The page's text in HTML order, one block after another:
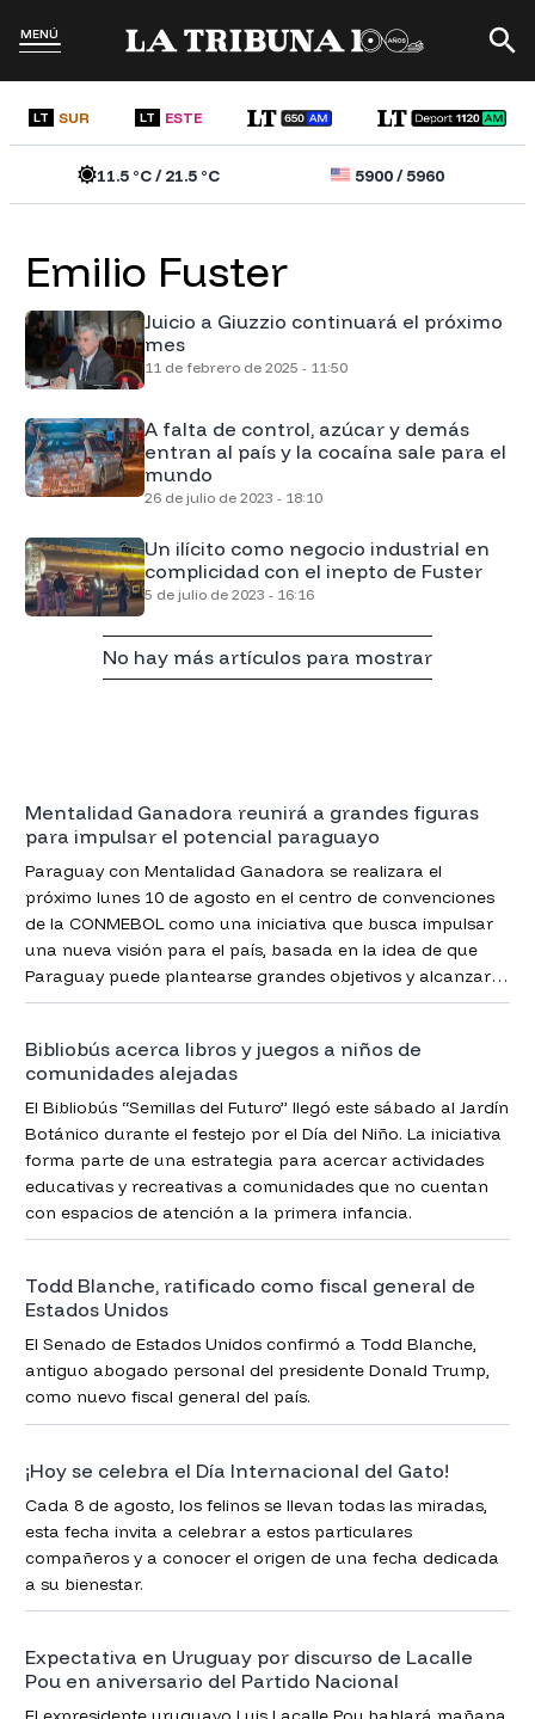
MENÚ
LT SUR LT ESTE
11.5°C /21.5°C 5900/5960
Emilio Fuster
Juicio a Giuzzio continuará el próximo
mes
11 de febrero de 2025 - 11:50
A falta de control, azúcar y demás
entran al país y la cocaína sale para el
mundo
26 de julio de 2023 - 18:10
Un ilícito como negocio industrial en
complicidad con el inepto de Fuster
5 de julio de 2023 - 16:16
No hay más artículos para mostrar
Mentalidad Ganadora reunirá a grandes figuras
para impulsar el potencial paraguayo
Paraguay con Mentalidad Ganadora se realizara el
próximo lunes 10 de agosto en el centro de convenciones
de la CONMEBOL como una iniciativa que busca impulsar
una nueva visión para el país, basada en la idea de que
Paraguay puede plantearse grandes objetivos y alcanzar
un mayor protagonismo a nivel internacional.
Bibliobús acerca libros y juegos a niños de
comunidades alejadas
El Bibliobús “Semillas del Futuro” llegó este sábado al Jardín
Botánico durante el festejo por el Día del Niño. La iniciativa
forma parte de una estrategia para acercar actividades
educativas y recreativas a comunidades que no cuentan
con espacios de atención a la primera infancia.
Todd Blanche, ratificado como fiscal general de
Estados Unidos
El Senado de Estados Unidos confirmó a Todd Blanche,
antiguo abogado personal del presidente Donald Trump,
como nuevo fiscal general del país.
¡Hoy se celebra el Día Internacional del Gato!
Cada 8 de agosto, los felinos se llevan todas las miradas,
esta fecha invita a celebrar a estos particulares
compañeros y a conocer el origen de una fecha dedicada
a su bienestar.
Expectativa en Uruguay por discurso de Lacalle
Pou en aniversario del Partido Nacional